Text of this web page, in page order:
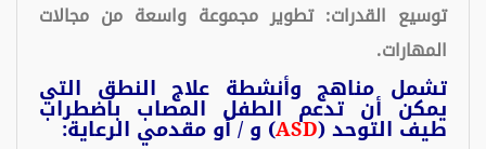
توسيع القدرات: تطوير مجموعة واسعة من مجالات
المهارات.
تشمل مناهج وأنشطة علاج النطق التي
يمكن أن تدعم الطفل المصاب باضطراب
طيف التوحد (ASD) و / أو مقدمي الرعاية: